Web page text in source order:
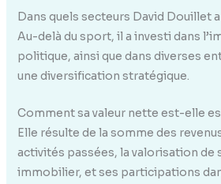
Dans quels secteurs David Douillet
Au-delà du sport, il a investi dans
politique, ainsi que dans diverses
une diversification stratégique.
Comment sa valeur nette est-elle
Elle résulte de la somme des
activités passées, la valorisation de
immobilier, et ses participations